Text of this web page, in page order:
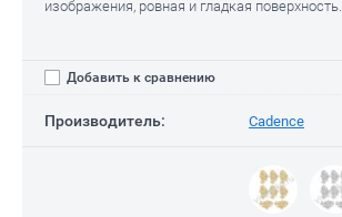
изображения, ровная и гладкая поверхность.
Добавить к сравнению
Производитель: Cadence